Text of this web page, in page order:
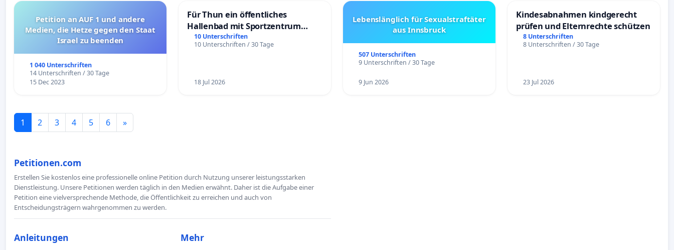
Petition an AUF 1 und andere
Medien, die Hetze gegen den Staat
Israel zu beenden
1 040 Unterschriften
14 Unterschriften / 30 Tage
15 Dec 2023
Für Thun ein öffentliches
Hallenbad mit Sportzentrum
schaffen
10 Unterschriften
10 Unterschriften / 30 Tage
18 Jul 2026
Lebenslänglich für Sexualstraftäter
aus Innsbruck
507 Unterschriften
9 Unterschriften / 30 Tage
9 Jun 2026
Kindesabnahmen kindgerecht
prüfen und Elternrechte schützen
8 Unterschriften
8 Unterschriften / 30 Tage
23 Jul 2026
1 2 3 4 5 6 »
Petitionen.com
Erstellen Sie kostenlos eine professionelle online Petition durch Nutzung unserer leistungsstarken
Dienstleistung. Unsere Petitionen werden täglich in den Medien erwähnt. Daher ist die Aufgabe einer
Petition eine vielversprechende Methode, die Öffentlichkeit zu erreichen und auch von
Entscheidungsträgern wahrgenommen zu werden.
Anleitungen Mehr